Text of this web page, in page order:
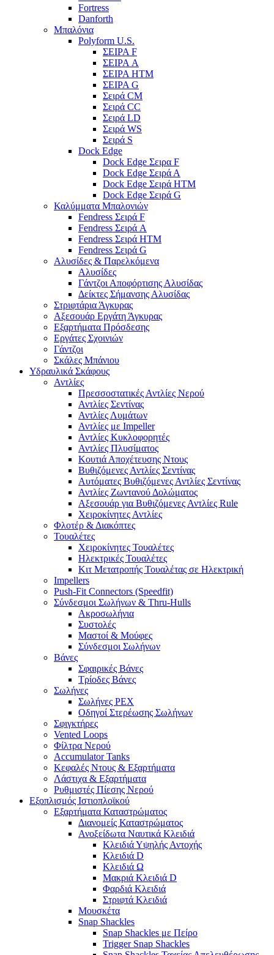
Fortress
Danforth
Μπαλόνια
Polyform U.S.
ΣΕΙΡΑ F
ΣΕΙΡΑ A
ΣΕΙΡΑ HTM
ΣΕΙΡΑ G
Σειρά CM
Σειρά CC
Σειρά LD
Σειρά WS
Σειρά S
Dock Edge
Dock Edge Σειρα F
Dock Edge Σειρά Α
Dock Edge Σειρά HTM
Dock Edge Σειρά G
Καλύμματα Μπαλονιών
Fendress Σειρά F
Fendress Σειρά A
Fendress Σειρά HTM
Fendress Σειρά G
Αλυσίδες & Παρελκόμενα
Αλυσίδες
Γάντζοι Αποφόρτισης Αλυσίδας
Δείκτες Σήμανσης Αλυσίδας
Στριφτάρια Άγκυρας
Αξεσουάρ Εργάτη Άγκυρας
Εξαρτήματα Πρόσδεσης
Εργάτες Σχοινιών
Γάντζοι
Σκάλες Μπάνιου
Υδραυλικά Σκάφους
Αντλίες
Πρεσσοστατικές Αντλίες Νερού
Αντλίες Σεντίνας
Αντλίες Λυμάτων
Αντλίες με Impeller
Αντλίες Κυκλοφορητές
Αντλίες Πλυσίματος
Κουτιά Αποχέτευσης Ντους
Βυθιζόμενες Αντλίες Σεντίνας
Αυτόματες Βυθιζόμενες Αντλίες Σεντίνας
Αντλίες Ζωντανού Δολώματος
Αξεσουάρ για Βυθιζόμενες Αντλίες Rule
Χειροκίνητες Αντλίες
Φλοτέρ & Διακόπτες
Τουαλέτες
Χειροκίνητες Τουαλέτες
Ηλεκτρικές Τουαλέτες
Κιτ Μετατροπής Τουαλέτας σε Ηλεκτρική
Impellers
Push-Fit Connectors (Speedfit)
Σύνδεσμοι Σωλήνων & Thru-Hulls
Ακροσωλήνια
Συστολές
Μαστοί & Μούφες
Σύνδεσμοι Σωλήνων
Βάνες
Σφαιρικές Βάνες
Τρίοδες Βάνες
Σωλήνες
Σωλήνες PEX
Οδηγοί Στερέωσης Σωλήνων
Σφιγκτήρες
Vented Loops
Φίλτρα Νερού
Accumulator Tanks
Κεφαλές Ντους & Εξαρτήματα
Λάστιχα & Εξαρτήματα
Ρυθμιστές Πίεσης Νερού
Εξοπλισμός Ιστιοπλοϊκού
Εξαρτήματα Καταστρώματος
Διανομείς Καταστρώματος
Ανοξείδωτα Ναυτικά Κλειδιά
Κλειδιά Υψηλής Αντοχής
Κλειδιά D
Κλειδιά Ω
Μακριά Κλειδιά D
Φαρδιά Κλειδιά
Στριφτά Κλειδιά
Μουσκέτα
Snap Shackles
Snap Shackles με Πείρο
Trigger Snap Shackles